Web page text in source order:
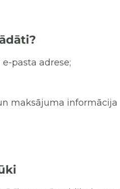
pasta adrese;
maksājuma informācija